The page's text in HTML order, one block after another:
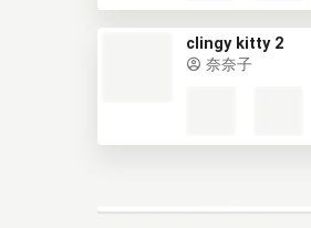
clingy kitty 2
奈奈子